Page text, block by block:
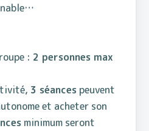
: 2 personnes max
3 séances peuvent
et acheter son
minimum seront